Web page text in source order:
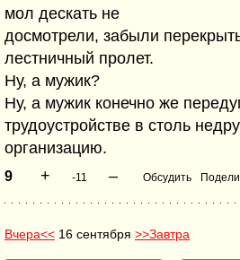
мол дескать не
досмотрели, забыли
лестничный пролет.
Ну, а мужик?
Ну, а мужик конечно же
трудоустройстве в столь
организацию.
9 + -11 – Обсудить
Вчера<< 16 сентября >>Завтра